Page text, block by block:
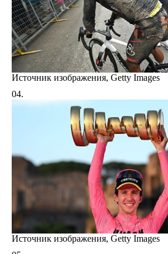
Источник изображения, Getty Images
Источник изображения, Getty Images